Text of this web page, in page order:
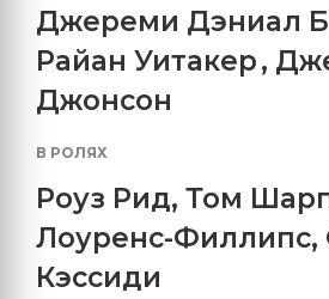
Джереми Дэниал
Райан Уитакер,
Джонсон
В РОЛЯХ
Роуз Рид, Том
Лоуренс-Филлипс,
Кэссиди